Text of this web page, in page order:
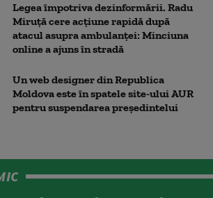
Legea împotriva dezinformării. Radu
Miruță cere acțiune rapidă după
atacul asupra ambulanței: Minciuna
online a ajuns în stradă
Un web designer din Republica
Moldova este în spatele site-ului AUR
pentru suspendarea președintelui